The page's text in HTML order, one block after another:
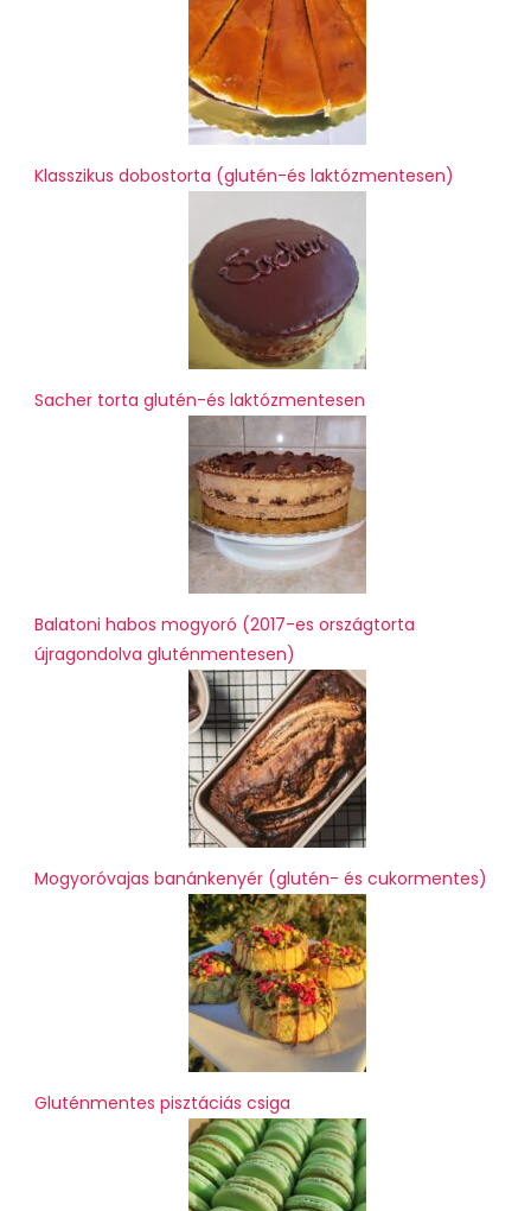
Klasszikus dobostorta (glutén-és laktózmentesen)
Sacher torta glutén-és laktózmentesen
Balatoni habos mogyoró (2017-es országtorta
újragondolva gluténmentesen)
Mogyoróvajas banánkenyér (glutén- és cukormentes)
Gluténmentes pisztáciás csiga